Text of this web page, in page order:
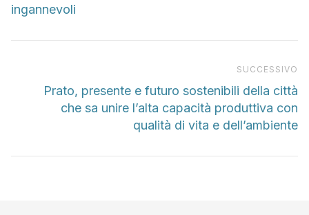
ingannevoli
SUCCESSIVO
Prato, presente e futuro sostenibili della città
che sa unire l’alta capacità produttiva con
qualità di vita e dell’ambiente